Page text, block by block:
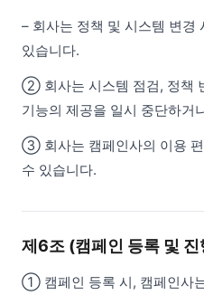
– 회사는 정책 및 시스템 변경
있습니다.
② 회사는 시스템 점검, 정책
기능의 제공을 일시 중단하거
③ 회사는 캠페인사의 이용 편
수 있습니다.
제6조 (캠페인 등록 및 진
① 캠페인 등록 시, 캠페인사